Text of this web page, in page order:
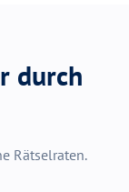
durch
Rätselraten.